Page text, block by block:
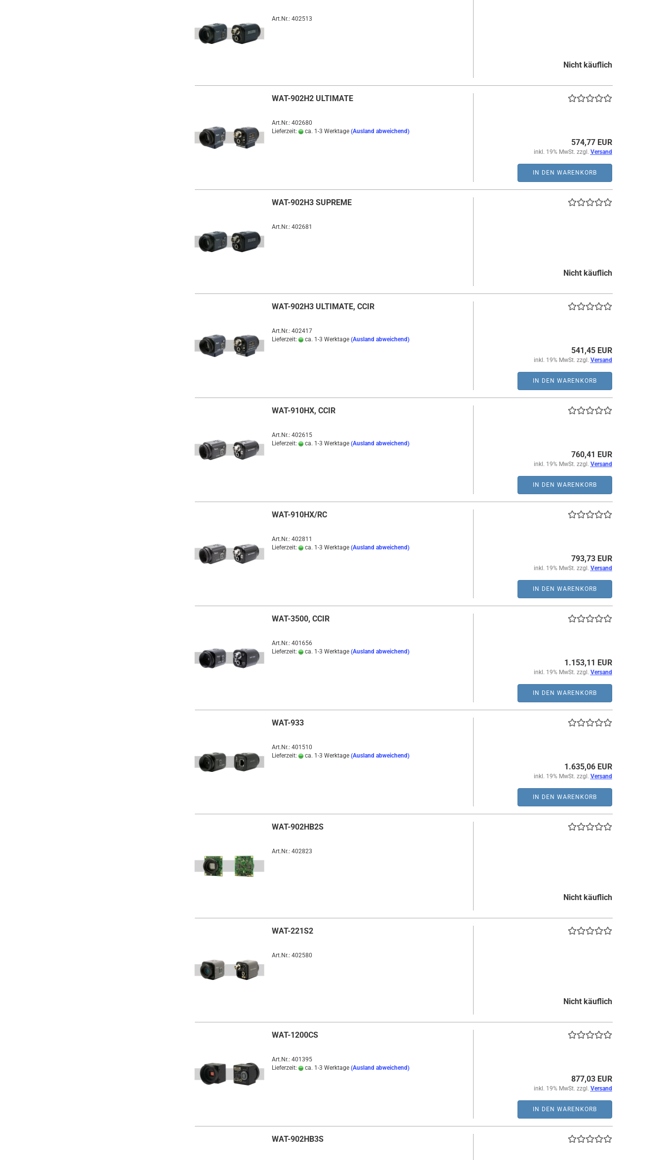
Art.Nr.: 402513
Nicht käuflich
WAT-902H2 ULTIMATE
Art.Nr.: 402680
Lieferzeit:
ca. 1-3 Werktage (Ausland abweichend)
574,77 EUR
inkl. 19% MwSt. zzgl. Versand
IN DEN WARENKORB
WAT-902H3 SUPREME
Art.Nr.: 402681
Nicht käuflich
WAT-902H3 ULTIMATE, CCIR
Art.Nr.: 402417
Lieferzeit:
ca. 1-3 Werktage (Ausland abweichend)
541,45 EUR
inkl. 19% MwSt. zzgl. Versand
IN DEN WARENKORB
WAT-910HX, CCIR
Art.Nr.: 402615
Lieferzeit:
ca. 1-3 Werktage (Ausland abweichend)
760,41 EUR
inkl. 19% MwSt. zzgl. Versand
IN DEN WARENKORB
WAT-910HX/RC
Art.Nr.: 402811
Lieferzeit:
ca. 1-3 Werktage (Ausland abweichend)
793,73 EUR
inkl. 19% MwSt. zzgl. Versand
IN DEN WARENKORB
WAT-3500, CCIR
Art.Nr.: 401656
Lieferzeit:
ca. 1-3 Werktage (Ausland abweichend)
1.153,11 EUR
inkl. 19% MwSt. zzgl. Versand
IN DEN WARENKORB
WAT-933
Art.Nr.: 401510
Lieferzeit:
ca. 1-3 Werktage (Ausland abweichend)
1.635,06 EUR
inkl. 19% MwSt. zzgl. Versand
IN DEN WARENKORB
WAT-902HB2S
Art.Nr.: 402823
Nicht käuflich
WAT-221S2
Art.Nr.: 402580
Nicht käuflich
WAT-1200CS
Art.Nr.: 401395
Lieferzeit:
ca. 1-3 Werktage (Ausland abweichend)
877,03 EUR
inkl. 19% MwSt. zzgl. Versand
IN DEN WARENKORB
WAT-902HB3S